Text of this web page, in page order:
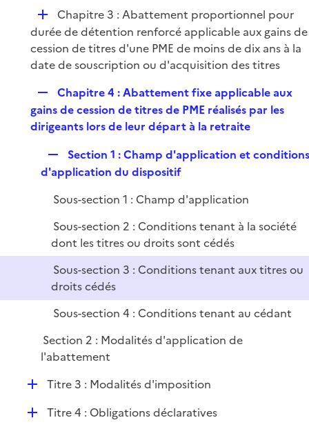
r
D
é
p
l
r
Chapitre 3 : Abattement proportionnel pour
durée de détention renforcé applicable aux gains de
cession de titres d'une PME de moins de dix ans à la
date de souscription ou d'acquisition des titres
e
p
i
e
Chapitre 4 : Abattement fixe applicable aux
gains de cession de titres de PME réalisés par les
dirigeants lors de leur départ à la retraite
e
l
r
Section 1 : Champ d'application et
d'application du dispositif
Sous-section 1 : Champ d'application
Sous-section 2 : Conditions tenant à la société
dont les titres ou droits sont cédés
Sous-section 3 : Conditions tenant aux titres ou
droits cédés
Sous-section 4 : Conditions tenant au cédant
Section 2 : Modalités d'application de
l'abattement
DTitre 3 : Modalités d'imposition
DTitre 4 : Obligations déclaratives